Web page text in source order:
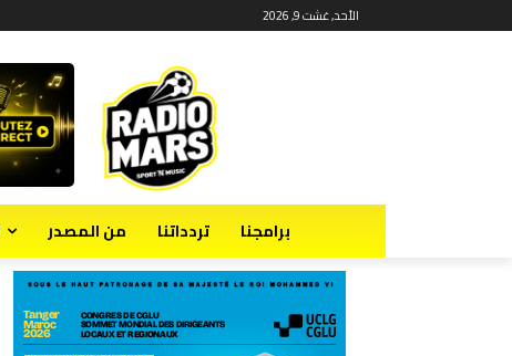
الأحد, غشت 9, 2026
برامجنا تردداتنا من المصدر